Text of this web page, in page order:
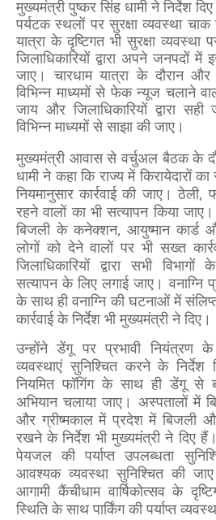
मुख्यमंत्री पुष्कर सिंह धामी ने निर्देश
पर्यटक स्थलों पर सुरक्षा व्यवस्था
यात्रा के दृष्टिगत भी सुरक्षा व्यवस्था
जिलाधिकारियों द्वारा अपने जनपदों में
जाए। चारधाम यात्रा के दौरान
विभिन्न माध्यमों से फेक न्यूज चलाने
जाय और जिलाधिकारियों द्वारा
विभिन्न माध्यमों से साझा की जाए।
मुख्यमंत्री आवास से वर्चुअल बैठक के
धामी ने कहा कि राज्य में किरायेदारों
नियमानुसार कार्रवाई की जाए।
रहने वालों का भी सत्यापन किया
बिजली के कनेक्शन, आयुष्मान कार्ड
लोगों को देने वालों पर भी सख्त
जिलाधिकारियों द्वारा सभी
सत्यापन के लिए लगाई जाए। वनाग्नि
के साथ ही वनाग्नि की घटनाओं में
कार्रवाई के निर्देश भी मुख्यमंत्री ने दिए।
उन्होंने डेंगू पर प्रभावी नियंत्रण
व्यवस्थाएं सुनिश्चित करने के
नियमित फॉगिंग के साथ ही डेंगू से
अभियान चलाया जाए। अस्पतालों में
और ग्रीष्मकाल में प्रदेश में बिजली
रखने के निर्देश भी मुख्यमंत्री ने दिए
पेयजल की पर्याप्त उपलब्धता
आवश्यक व्यवस्था सुनिश्चित की
आगामी कैंचीधाम वार्षिकोत्सव के
स्थिति के साथ पार्किंग की पर्याप्त